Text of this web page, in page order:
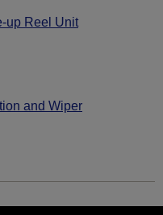
up Reel Unit
and Wiper